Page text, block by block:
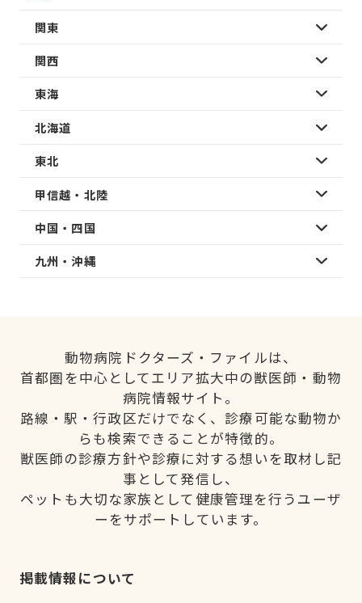
関東
関西
東海
北海道
東北
甲信越・北陸
中国・四国
九州・沖縄
動物病院ドクターズ・ファイルは、
首都圏を中心としてエリア拡大中の獣医師・動物
病院情報サイト。
路線・駅・行政区だけでなく、診療可能な動物か
らも検索できることが特徴的。
獣医師の診療方針や診療に対する想いを取材し記
事として発信し、
ペットも大切な家族として健康管理を行うユーザ
ーをサポートしています。
掲載情報について